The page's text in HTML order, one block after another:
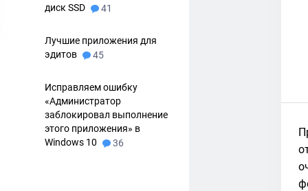
диск SSD
41
Лучшие приложения для
эдитов
45
Исправляем ошибку
«Администратор
заблокировал выполнение
этого приложения» в
Windows 10
36